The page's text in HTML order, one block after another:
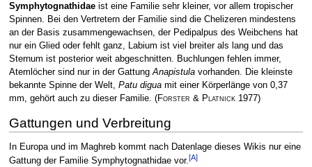
Symphytognathidaeist eine Familie sehr kleiner, vor allem tropischer
Spinnen. Bei den Vertretern der Familie sind die Chelizeren mindestens
an der Basis zusammengewachsen, der Pedipalpus des Weibchens hat
nur ein Glied oder fehlt ganz, Labium ist viel breiter als lang und das
Sternum ist posterior weit abgeschnitten. Buchlungen fehlen immer,
Atemlöcher sind nur in der GattungAnapistulavorhanden. Die kleinste
bekannte Spinne der Welt, Patu diguamit einer Körperlänge von 0,37
mm, gehört auch zu dieser Familie. (Forster & Platnick1977)
Gattungen und Verbreitung
In Europa und im Maghreb kommt nach Datenlage dieses Wikis nur eine
Gattung der Familie Symphytognathidae vor.[A]